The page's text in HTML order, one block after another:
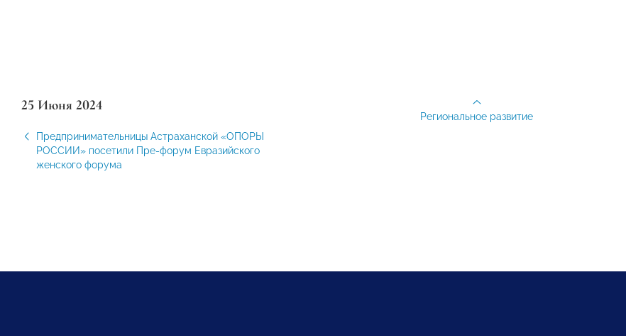
25 Июня 2024
Предпринимательницы Астраханской «ОПОРЫ
РОССИИ» посетили Пре-форум Евразийского
женского форума
Региональное развитие